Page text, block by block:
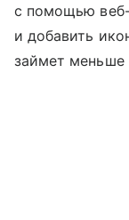
с помощью веб-
и добавить
займет меньше